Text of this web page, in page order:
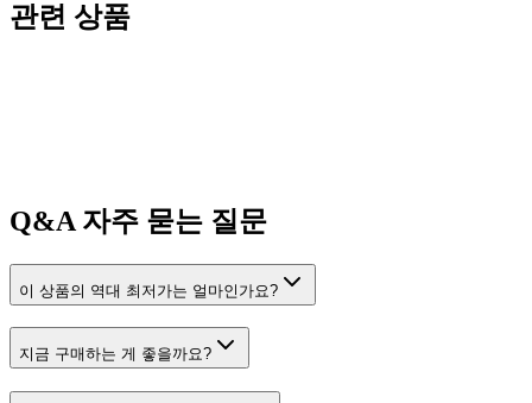
관련 상품
Q&A 자주 묻는 질문
이 상품의 역대 최저가는 얼마인가요?
지금 구매하는 게 좋을까요?